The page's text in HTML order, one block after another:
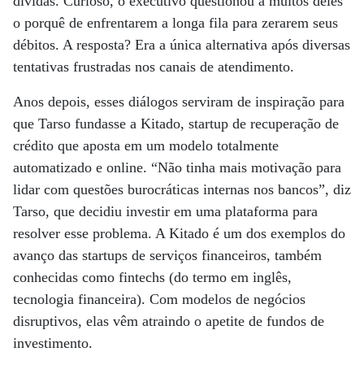
o porquê de enfrentarem a longa fila para zerarem seus
débitos. A resposta? Era a única alternativa após diversas
tentativas frustradas nos canais de atendimento.
Anos depois, esses diálogos serviram de inspiração para
que Tarso fundasse a Kitado, startup de recuperação de
crédito que aposta em um modelo totalmente
automatizado e online. “Não tinha mais motivação para
lidar com questões burocráticas internas nos bancos”, diz
Tarso, que decidiu investir em uma plataforma para
resolver esse problema. A Kitado é um dos exemplos do
avanço das startups de serviços financeiros, também
conhecidas como fintechs (do termo em inglês,
tecnologia financeira). Com modelos de negócios
disruptivos, elas vêm atraindo o apetite de fundos de
investimento.